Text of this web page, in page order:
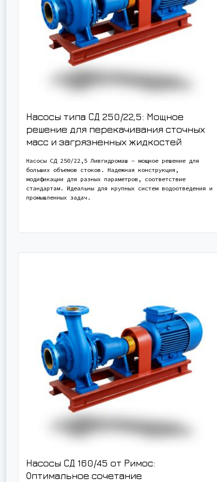
Насосы типа СД 250/22,5: Мощное
решение для перекачивания сточных
масс и загрязненных жидкостей
Насосы СД 250/22,5 Ливгидромаш – мощное решение для
больших объемов стоков. Надежная конструкция,
модификации для разных параметров, соответствие
стандартам. Идеальны для крупных систем водоотведения и
промышленных задач.
Насосы СД 160/45 от Римос:
Оптимальное сочетание